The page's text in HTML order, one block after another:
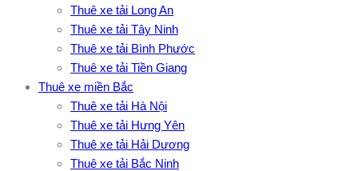
Thuê xe tải Long An
Thuê xe tải Tây Ninh
Thuê xe tải Bình Phước
Thuê xe tải Tiền Giang
Thuê xe miền Bắc
Thuê xe tải Hà Nội
Thuê xe tải Hưng Yên
Thuê xe tải Hải Dương
Thuê xe tải Bắc Ninh